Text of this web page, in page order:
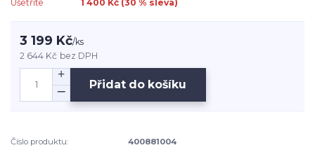
Ušetříte 1 400 Kč (30 % sleva)
3 199 Kč/ks
2 644 Kč bez DPH
Přidat do košíku
Číslo produktu:
400881004